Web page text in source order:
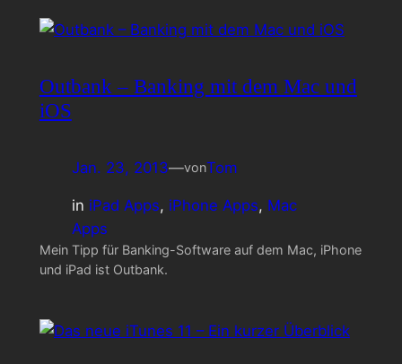
Outbank – Banking mit dem Mac und
iOS
Jan. 23, 2013—vonTom
in iPad Apps, iPhone Apps, Mac
Apps
Mein Tipp für Banking-Software auf dem Mac, iPhone
und iPad ist Outbank.